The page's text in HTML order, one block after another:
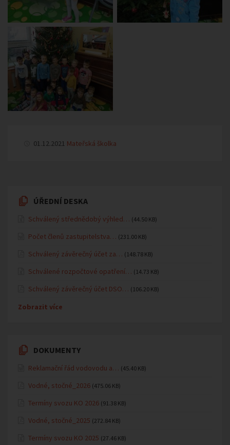
01.12.2021 Mateřská školka
ÚŘEDNÍ DESKA
Schválený střednědobý výhled… (44.50 KB)
Počet členů zastupitelstva… (231.00 KB)
Schválený závěrečný účet za… (148.78 KB)
Schválené rozpočtové opatření… (14.73 KB)
Schválený závěrečný účet DSO… (106.20 KB)
Zobrazit více
DOKUMENTY
Reklamační řád vodovodu a… (45.40 KB)
Vodné, stočné_2026 (475.06 KB)
Termíny svozu KO 2026 (91.38 KB)
Vodné, stočné_2025 (272.84 KB)
Termíny svozu KO 2025 (27.46 KB)